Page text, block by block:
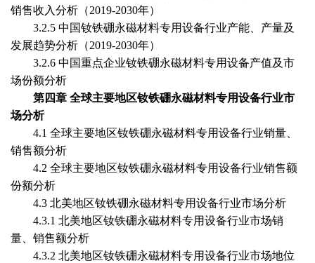
销售收入分析（2019-2030年）
3.2.5 中国钕铁硼永磁材料专用设备行业产能、产量及
发展趋势分析（2019-2030年）
3.2.6 中国重点企业钕铁硼永磁材料专用设备产值及市
场份额分析
第四章 全球主要地区钕铁硼永磁材料专用设备行业市
场分析
4.1 全球主要地区钕铁硼永磁材料专用设备行业销量、
销售额分析
4.2 全球主要地区钕铁硼永磁材料专用设备行业销售额
份额分析
4.3 北美地区钕铁硼永磁材料专用设备行业市场分析
4.3.1 北美地区钕铁硼永磁材料专用设备行业市场销
量、销售额分析
4.3.2 北美地区钕铁硼永磁材料专用设备行业市场地位